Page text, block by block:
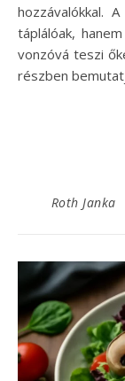
hozzávalókkal.
táplálóak,
vonzóvá teszi
részben
Roth Janka